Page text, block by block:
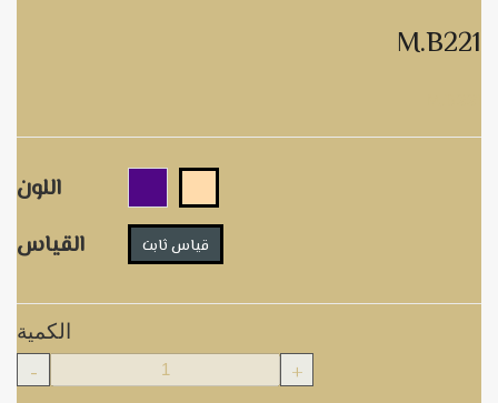
M.B221
اللون
القياس
قياس ثابت
الكمية
- +